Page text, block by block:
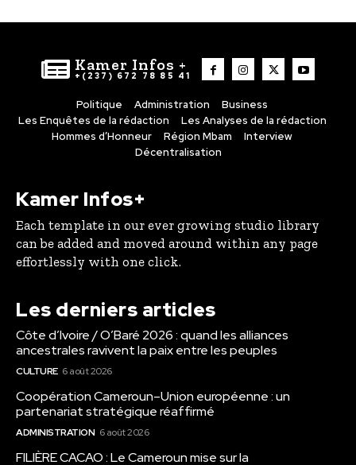
Kamer Infos +
+(237) 672 78 85 41
Politique Administration
Business
Les Enquêtes de la rédaction
Les Analyses de la rédaction
Hommes d’Honneur
Région Mbam
Interview
Décentralisation
Kamer Infos+
Each template in our ever growing studio library
can be added and moved around within any page
effortlessly with one click.
Les derniers articles
Côte d’Ivoire / O’Baré 2026 : quand les alliances
ancestrales ravivent la paix entre les peuples
CULTURE 6 août 2026
Coopération Cameroun–Union européenne : un
partenariat stratégique réaffirmé
ADMINISTRATION 6 août 2026
FILIÈRE CACAO : Le Cameroun mise sur la